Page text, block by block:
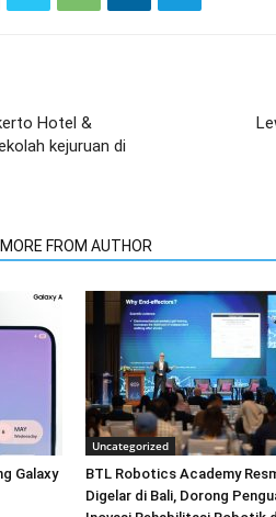
Hotel &
kejuruan di
MORE FROM AUTHOR
Galaxy
Uncategorized
BTL Robotics Academy
Digelar di Bali, Dorong